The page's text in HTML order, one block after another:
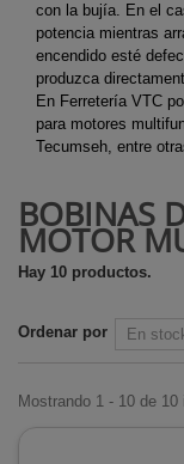
con la bujía. En el
potencia mientras
encendido esté
produzca
En Ferretería VTC
para motores
Tecumseh, entre
BOBINAS
MOTOR
Hay 10 productos.
Ordenar por
Mostrando 1 - 10 de 10